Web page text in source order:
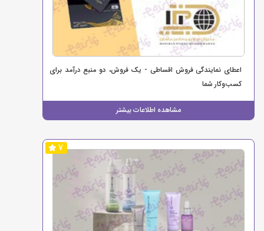
اعطای نمایندگی فروش اقساطی - یک فروش، دو منبع درآمد برای
کسب‌وکار شما
مشاهده اطلاعات بیشتر
7